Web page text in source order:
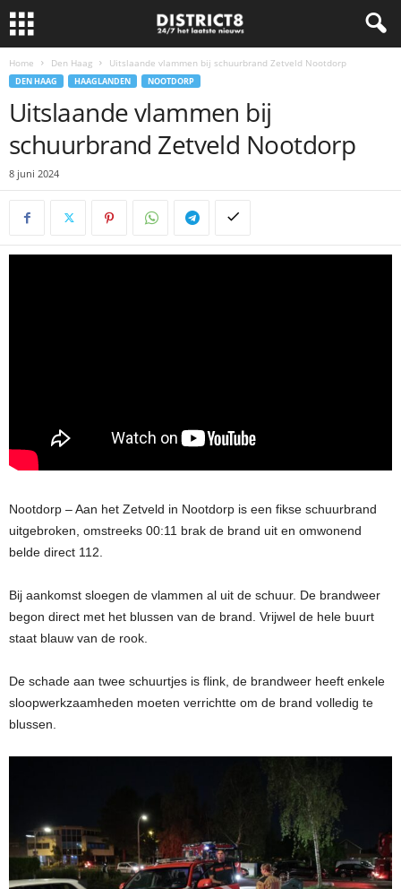
Home Den Haag Uitslaande vlammen bij schuurbrand Zetveld Nootdorp
DEN HAAG HAAGLANDEN NOOTDORP
Uitslaande vlammen bij
schuurbrand Zetveld Nootdorp
8 juni 2024
Nootdorp – Aan het Zetveld in Nootdorp is een fikse schuurbrand
uitgebroken, omstreeks 00:11 brak de brand uit en omwonend
belde direct 112.
Bij aankomst sloegen de vlammen al uit de schuur. De brandweer
begon direct met het blussen van de brand. Vrijwel de hele buurt
staat blauw van de rook.
De schade aan twee schuurtjes is flink, de brandweer heeft enkele
sloopwerkzaamheden moeten verrichtte om de brand volledig te
blussen.